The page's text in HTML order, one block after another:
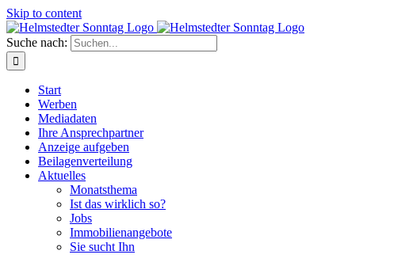
Skip to content
Suche nach:
Start
Werben
Mediadaten
Ihre Ansprechpartner
Anzeige aufgeben
Beilagenverteilung
Aktuelles
Monatsthema
Ist das wirklich so?
Jobs
Immobilienangebote
Sie sucht Ihn